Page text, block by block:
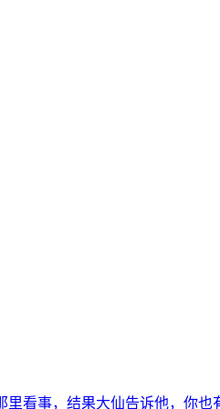
看事，结果大仙告诉他，你